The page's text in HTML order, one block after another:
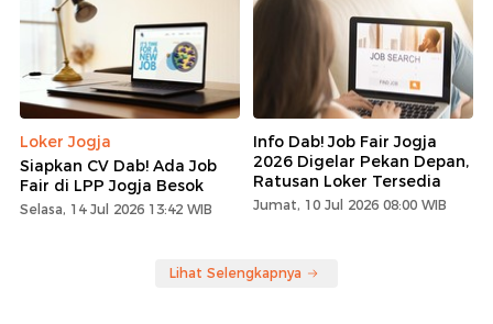
Loker Jogja
Siapkan CV Dab! Ada Job
Fair di LPP Jogja Besok
Selasa, 14 Jul 2026 13:42 WIB
Info Dab! Job Fair Jogja
2026 Digelar Pekan Depan,
Ratusan Loker Tersedia
Jumat, 10 Jul 2026 08:00 WIB
Lihat Selengkapnya